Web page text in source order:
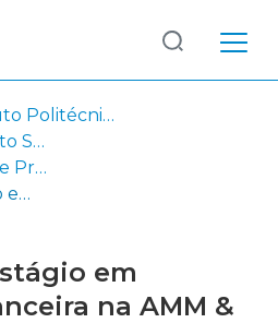
IPC - Instituto Politécnico de Coimbra
IPC - ISCAC - Instituto Superior de Contabilidade e Administração de Coimbra
ISCAC - Trabalhos de Projeto | Relatórios de Estágio
Relatório de Estágio em Auditoria Financeira na AMM & Associados, SROC, Lda.
em
na AMM &